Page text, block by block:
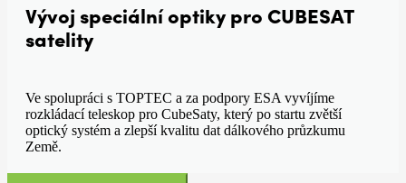
Vývoj speciální optiky pro CUBESAT
satelity
Ve spolupráci s TOPTEC a za podpory ESA vyvíjíme
rozkládací teleskop pro CubeSaty, který po startu zvětší
optický systém a zlepší kvalitu dat dálkového průzkumu
Země.